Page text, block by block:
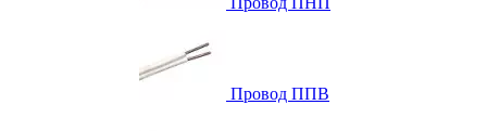
Провод ППВ